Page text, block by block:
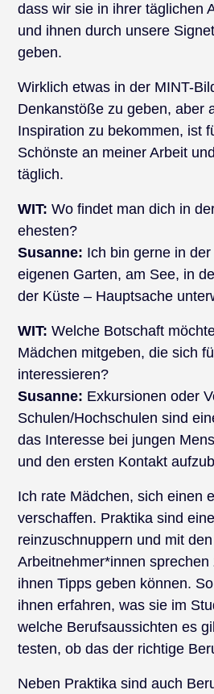
dass wir sie in ihrer täglichen
und ihnen durch unsere
geben.
Wirklich etwas in der MINT-
Denkanstöße zu geben, aber
Inspiration zu bekommen, ist
Schönste an meiner Arbeit
täglich.
WIT: Wo findet man dich in
ehesten?
Susanne: Ich bin gerne in
eigenen Garten, am See, in
der Küste – Hauptsache
WIT: Welche Botschaft
Mädchen mitgeben, die sich
interessieren?
Susanne: Exkursionen oder
Schulen/Hochschulen sind
das Interesse bei jungen
und den ersten Kontakt
Ich rate Mädchen, sich einen
verschaffen. Praktika sind
reinzuschnuppern und mit den
Arbeitnehmer*innen
ihnen Tipps geben können.
ihnen erfahren, was sie im
welche Berufsaussichten es
testen, ob das der richtige
Neben Praktika sind auch